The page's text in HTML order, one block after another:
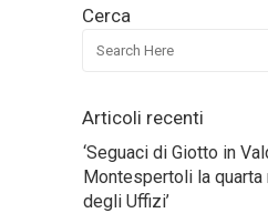
Cerca
Articoli recenti
‘Seguaci di Giotto in
Montespertoli la quarta
degli Uffizi’